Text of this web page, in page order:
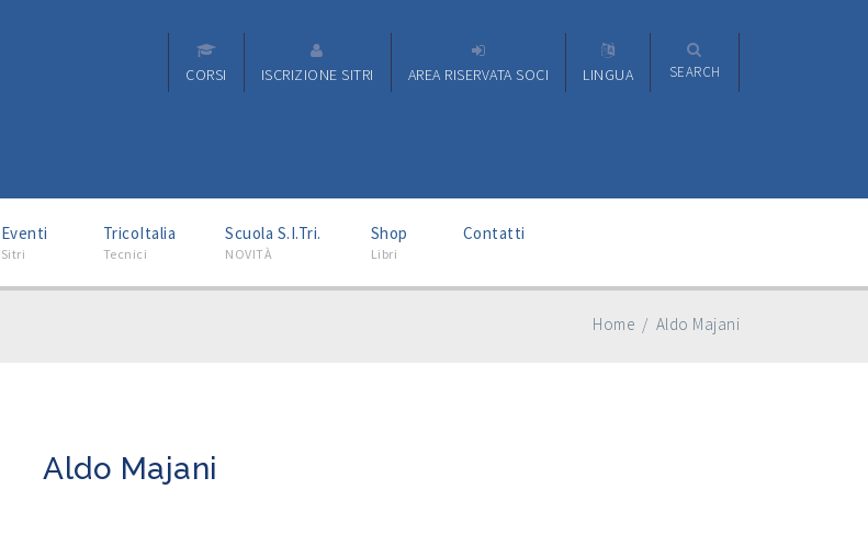
CORSI ISCRIZIONE SITRI AREA RISERVATA SOCI LINGUA SEARCH
Eventi
Sitri
TricoItalia
Tecnici
Scuola S.I.Tri.
NOVITÀ
Shop
Libri
Contatti
Home / Aldo Majani
Aldo Majani